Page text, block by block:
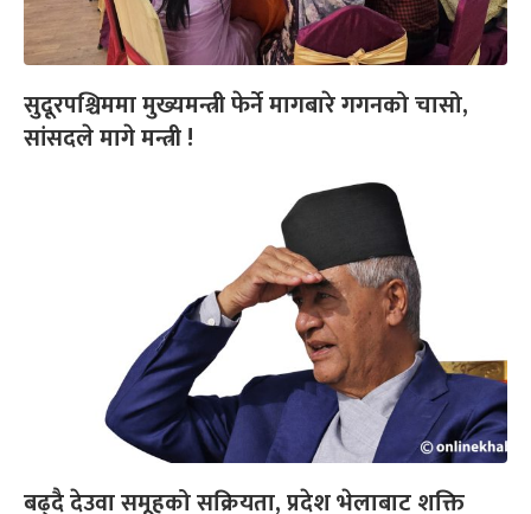
सुदूरपश्चिममा मुख्यमन्त्री फेर्ने मागबारे गगनको चासो,
सांसदले मागे मन्त्री !
बढ्दै देउवा समूहको सक्रियता, प्रदेश भेलाबाट शक्ति